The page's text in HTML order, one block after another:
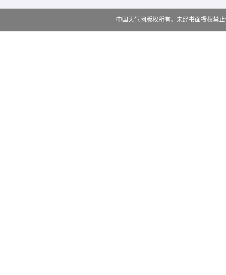
中国天气网版权所有，未经书面授权